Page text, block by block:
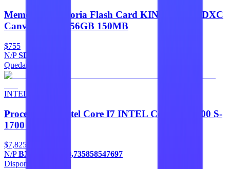
Memorias Memoria Flash Card KINGSTON SDXC
Canvas Select 256GB 150MB
$755
N/PSDS3/256GB
Quedan 2
INTEL
Procesadores Intel Core I7 INTEL Core I7-14700 S-
1700 14A Gen
$7,825
N/PBX8071514700,735858547697
Disponible